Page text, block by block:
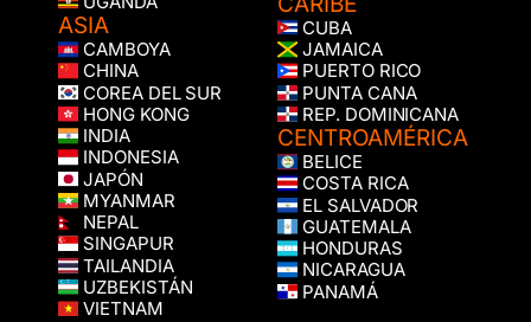
ASIA
CAMBOYA
CHINA
COREA DEL SUR
HONG KONG
INDIA
INDONESIA
JAPÓN
MYANMAR
NEPAL
SINGAPUR
TAILANDIA
UZBEKISTÁN
VIETNAM
CUBA
JAMAICA
PUERTO RICO
PUNTA CANA
REP. DOMINICANA
CENTROAMÉRICA
BELICE
COSTA RICA
EL SALVADOR
GUATEMALA
HONDURAS
NICARAGUA
PANAMÁ